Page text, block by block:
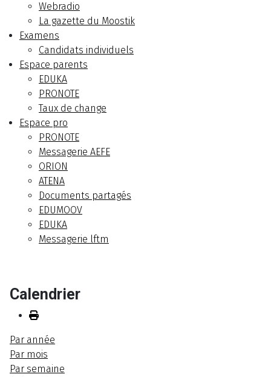
Webradio
La gazette du Moostik
Examens
Candidats individuels
Espace parents
EDUKA
PRONOTE
Taux de change
Espace pro
PRONOTE
Messagerie AEFE
ORION
ATENA
Documents partagés
EDUMOOV
EDUKA
Messagerie lftm
Calendrier
Par année
Par mois
Par semaine